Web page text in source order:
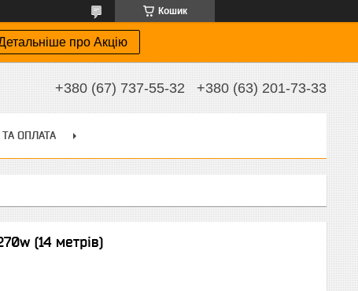
Кошик
про Акцію
+380 (67) 737-55-32 +380 (63) 201-73-33
ОПЛАТА
(14 метрів)